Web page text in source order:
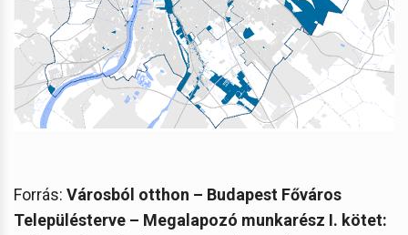
Forrás: Városból otthon – Budapest Főváros
Településterve – Megalapozó munkarész I. kötet: